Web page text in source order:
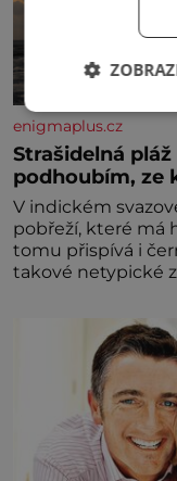
enigmaplus.cz
Strašidelná
podhoubím, ze
V indickém
pobřeží, které má
tomu přispívá i